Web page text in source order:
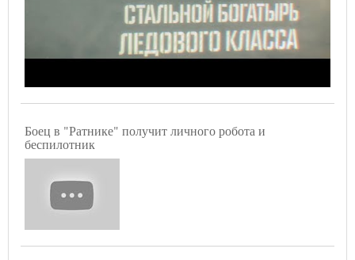
Боец в "Ратнике" получит личного робота и
беспилотник